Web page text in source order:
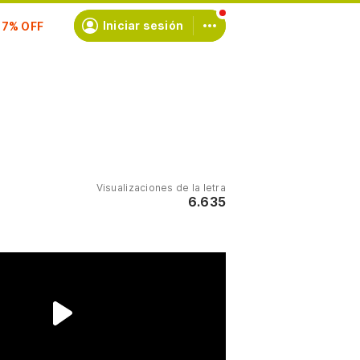
Iniciar sesión
Visualizaciones de la letra
6.635